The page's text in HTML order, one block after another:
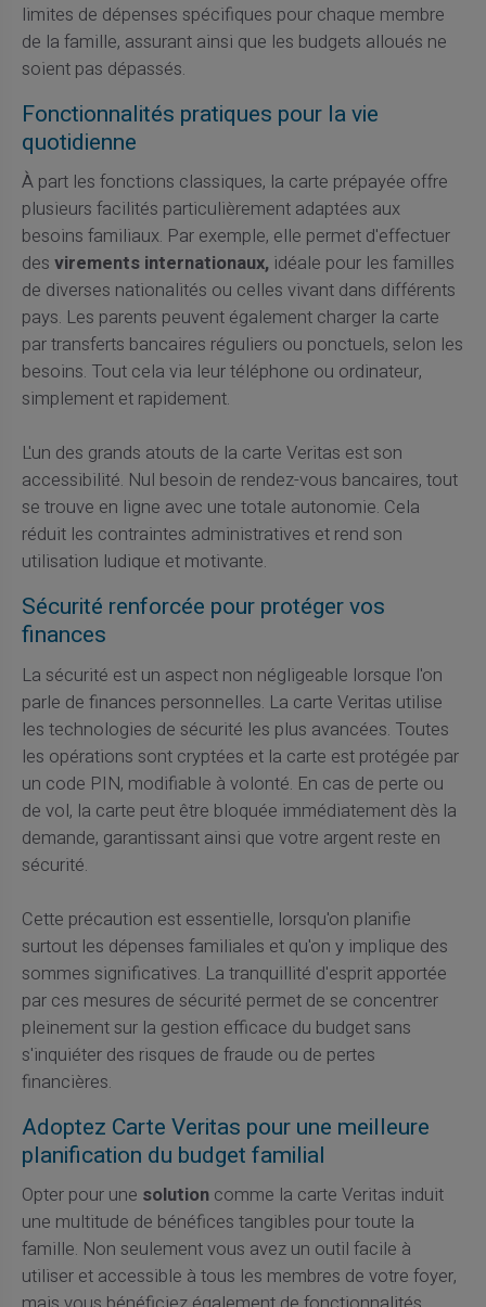
limites de dépenses spécifiques pour chaque membre
de la famille, assurant ainsi que les budgets alloués ne
soient pas dépassés.
Fonctionnalités pratiques pour la vie
quotidienne
À part les fonctions classiques, la carte prépayée offre
plusieurs facilités particulièrement adaptées aux
besoins familiaux. Par exemple, elle permet d'effectuer
des virements internationaux,idéale pour les familles
de diverses nationalités ou celles vivant dans différents
pays. Les parents peuvent également charger la carte
par transferts bancaires réguliers ou ponctuels, selon les
besoins. Tout cela via leur téléphone ou ordinateur,
simplement et rapidement.
L'un des grands atouts de la carte Veritas est son
accessibilité. Nul besoin de rendez-vous bancaires, tout
se trouve en ligne avec une totale autonomie. Cela
réduit les contraintes administratives et rend son
utilisation ludique et motivante.
Sécurité renforcée pour protéger vos
finances
La sécurité est un aspect non négligeable lorsque l'on
parle de finances personnelles. La carte Veritas utilise
les technologies de sécurité les plus avancées. Toutes
les opérations sont cryptées et la carte est protégée par
un code PIN, modifiable à volonté. En cas de perte ou
de vol, la carte peut être bloquée immédiatement dès la
demande, garantissant ainsi que votre argent reste en
sécurité.
Cette précaution est essentielle, lorsqu'on planifie
surtout les dépenses familiales et qu'on y implique des
sommes significatives. La tranquillité d'esprit apportée
par ces mesures de sécurité permet de se concentrer
pleinement sur la gestion efficace du budget sans
s'inquiéter des risques de fraude ou de pertes
financières.
Adoptez Carte Veritas pour une meilleure
planification du budget familial
Opter pour une solutioncomme la carte Veritas induit
une multitude de bénéfices tangibles pour toute la
famille. Non seulement vous avez un outil facile à
utiliser et accessible à tous les membres de votre foyer,